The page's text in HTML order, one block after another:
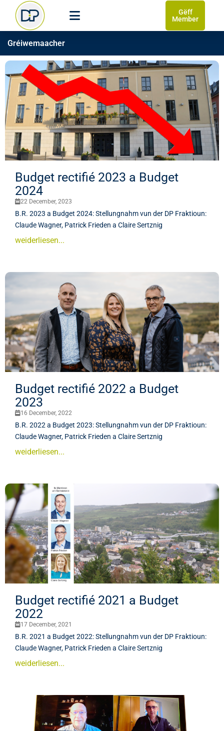
Gëff
Member
Gréiwemaacher
Budget rectifié 2023 a Budget
2024
22 December, 2023
B.R. 2023 a Budget 2024: Stellungnahm vun der DP Fraktioun:
Claude Wagner, Patrick Frieden a Claire Sertznig
weiderliesen...
Budget rectifié 2022 a Budget
2023
16 December, 2022
B.R. 2022 a Budget 2023: Stellungnahm vun der DP Fraktioun:
Claude Wagner, Patrick Frieden a Claire Sertznig
weiderliesen...
Budget rectifié 2021 a Budget
2022
17 December, 2021
B.R. 2021 a Budget 2022: Stellungnahm vun der DP Fraktioun:
Claude Wagner, Patrick Frieden a Claire Sertznig
weiderliesen...